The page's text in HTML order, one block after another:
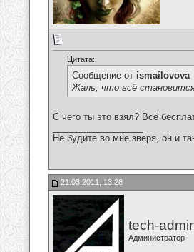
Цитата:
Сообщение от ismailovova
Жаль, что всё
С чего ты это взял? Всё
Не будите во мне зверя, он и
21.03.2011, 13:28
tech-
Администратор